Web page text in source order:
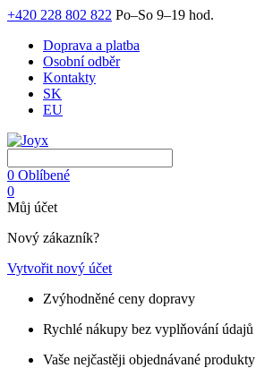
+420 228 802 822 Po–So 9–19 hod.
Doprava a platba
Osobní odběr
Kontakty
SK
EU
0 Oblíbené
0
Můj účet
Nový zákazník?
Vytvořit nový účet
Zvýhodněné ceny dopravy
Rychlé nákupy bez vyplňování údajů
Vaše nejčastěji objednávané produkty